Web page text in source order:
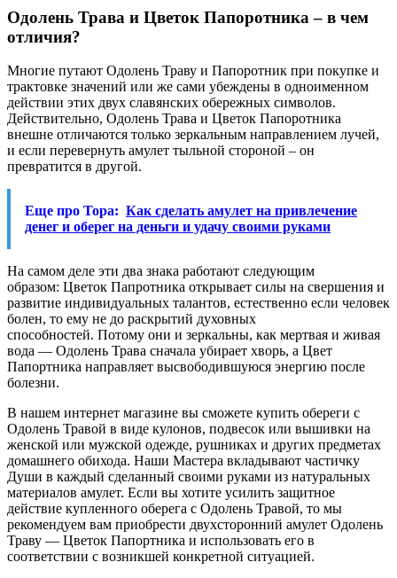
Одолень Трава и Цветок Папоротника – в чем
отличия?
Многие путают Одолень Траву и Папоротник при покупке и
трактовке значений или же сами убеждены в одноименном
действии этих двух славянских обережных символов.
Действительно, Одолень Трава и Цветок Папоротника
внешне отличаются только зеркальным направлением лучей,
и если перевернуть амулет тыльной стороной – он
превратится в другой.
Еще про Тора: Как сделать амулет на привлечение
денег и оберег на деньги и удачу своими руками
На самом деле эти два знака работают следующим
образом: Цветок Папротника открывает силы на свершения и
развитие индивидуальных талантов, естественно если человек
болен, то ему не до раскрытий духовных
способностей. Потому они и зеркальны, как мертвая и живая
вода — Одолень Трава сначала убирает хворь, а Цвет
Папортника направляет высвободившуюся энергию после
болезни.
В нашем интернет магазине вы сможете купить обереги с
Одолень Травой в виде кулонов, подвесок или вышивки на
женской или мужской одежде, рушниках и других предметах
домашнего обихода. Наши Мастера вкладывают частичку
Души в каждый сделанный своими руками из натуральных
материалов амулет. Если вы хотите усилить защитное
действие купленного оберега с Одолень Травой, то мы
рекомендуем вам приобрести двухсторонний амулет Одолень
Траву — Цветок Папортника и использовать его в
соответствии с возникшей конкретной ситуацией.